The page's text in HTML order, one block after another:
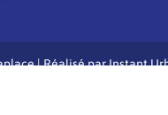
| Réalisé parInstant